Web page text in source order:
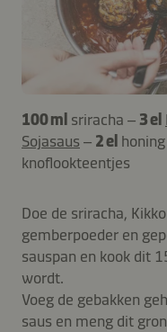
100 ml sriracha – 3 el
Sojasaus – 2 el
knoflookteentjes
Doe de sriracha,
gemberpoeder en
sauspan en kook dit
wordt.
Voeg de gebakken
saus en meng dit